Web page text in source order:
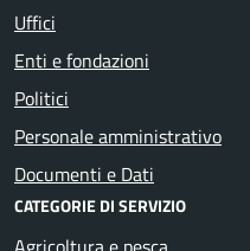
Uffici
Enti e fondazioni
Politici
Personale amministrativo
Documenti e Dati
CATEGORIE DI SERVIZIO